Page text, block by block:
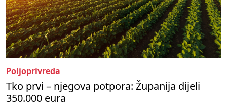
Poljoprivreda
Tko prvi – njegova potpora: Županija dijeli
350.000 eura